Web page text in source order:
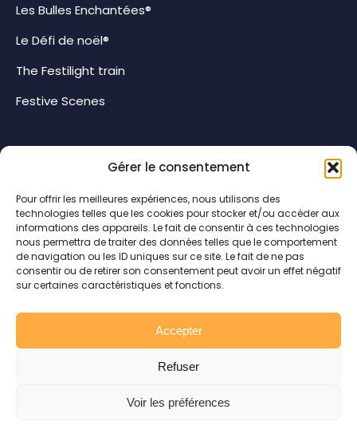
Gérer le consentement
Pour offrir les meilleures expériences, nous utilisons des
technologies telles que les cookies pour stocker et/ou accéder aux
informations des appareils. Le fait de consentir à ces technologies
nous permettra de traiter des données telles que le comportement
de navigation ou les ID uniques sur ce site. Le fait de ne pas
consentir ou de retirer son consentement peut avoir un effet négatif
sur certaines caractéristiques et fonctions.
Accepter
Refuser
Voir les préférences
Les Bulles Enchantées®
Le Défi de noël®
The Festilight train
Festive Scenes
Commercial spaces
Festive Scenes
Visual merchandising
Copyright ®2025 Festilight, All rights reserve